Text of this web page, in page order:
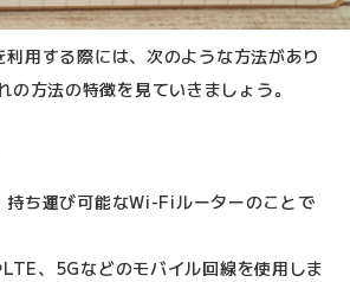
用する際には、次のような方法があり
の方法の特徴を見ていきましょう。
ち運び可能なWi-Fiルーターのことで
、5Gなどのモバイル回線を使用しま